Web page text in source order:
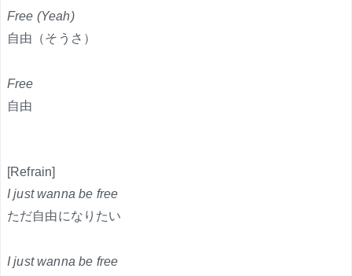
Free (Yeah)
自由（そうさ）
Free
自由
[Refrain]
I just wanna be free
ただ自由になりたい
I just wanna be free